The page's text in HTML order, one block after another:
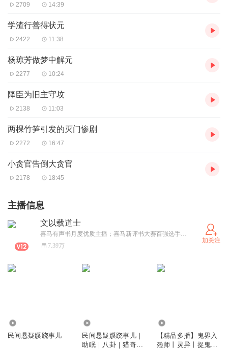
2709 14:39
学渣行善得状元
2422 11:38
杨琼芳做梦中解元
2277 10:24
降臣为旧主守坟
2138 11:03
两棵竹笋引发的灭门惨剧
2272 16:47
小贪官告倒大贪官
2178 18:45
主播信息
文以载道士
喜马有声书月度优质主播；喜马新评书大赛百强选手；有声书作品四十余部，其中单播、主述二十余部，喜马上架作品《官场之风起云涌》、《抗战雄心》、《绝世赘婿》、《亡灵笔记》等；播客作品2部：《民间故事》、《猫爸哄睡啦》
7.39万
加关注
民间悬疑蹊跷事儿
民间悬疑蹊跷事儿｜
助眠｜八卦｜猎奇｜
【精品多播】鬼界入
殓师丨灵异丨捉鬼丨